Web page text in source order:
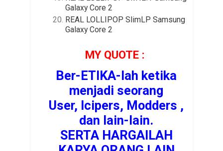
Galaxy Core 2
REAL LOLLIPOP SlimLP Samsung
Galaxy Core 2
MY QUOTE :
Ber-ETIKA-lah ketika
menjadi seorang
User, Icipers, Modders ,
dan lain-lain.
SERTA HARGAILAH